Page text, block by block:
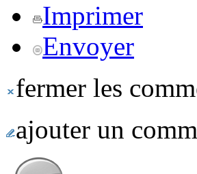
Imprimer
Envoyer
fermer les
ajouter un